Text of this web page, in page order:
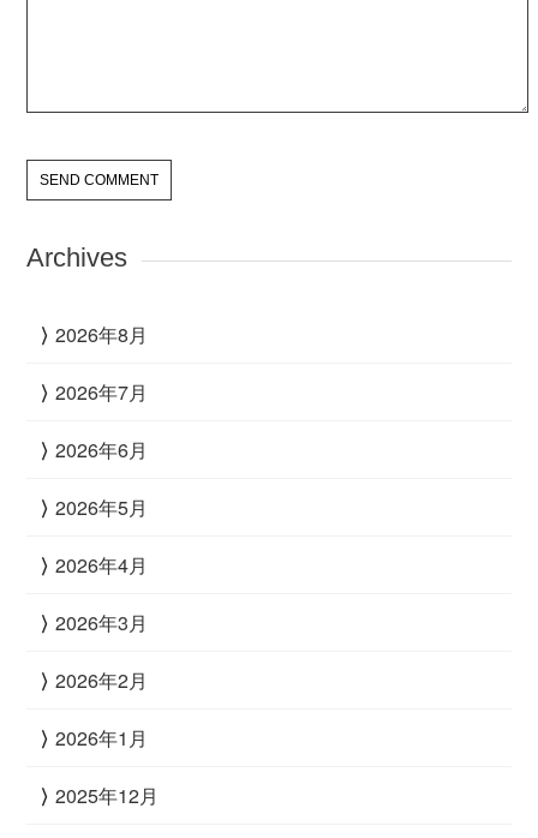
Archives
2026年8月
2026年7月
2026年6月
2026年5月
2026年4月
2026年3月
2026年2月
2026年1月
2025年12月